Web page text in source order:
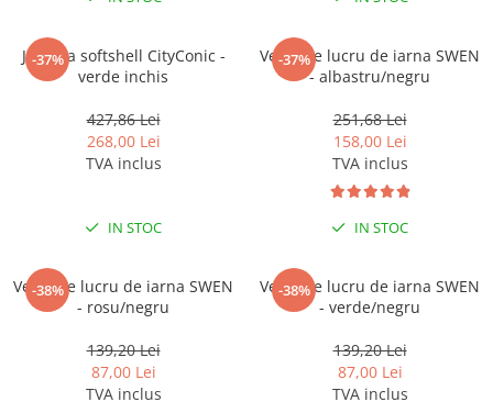
Pentru copii
Pantaloni de lucru cu pieptar
Pentru femei
Bluze pentru femei
Pantaloni de lucru cu pieptar
Pantaloni de lucru in talie
Veste de lucru
-37%
Jacheta softshell CityConic -
verde inchis
427,86 Lei
268,00 Lei
TVA inclus
IN STOC
-37%
Vesta de lucru de iarna SWEN
- albastru/negru
251,68 Lei
158,00 Lei
TVA inclus
IN STOC
-38%
Vesta de lucru de iarna SWEN
- rosu/negru
139,20 Lei
87,00 Lei
TVA inclus
-38%
Vesta de lucru de iarna SWEN
- verde/negru
139,20 Lei
87,00 Lei
TVA inclus